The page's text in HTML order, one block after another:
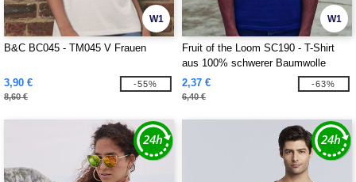
W1
B&C BC045 - TM045 V Frauen
3,90 €
8,60 €
-55%
W1
Fruit of the Loom SC190 - T-Shirt
aus 100% schwerer Baumwolle
2,37 €
6,40 €
-63%